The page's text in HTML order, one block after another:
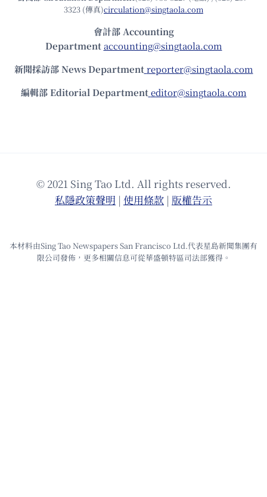
3323 (傳真)circulation@singtaola.com
會計部 Accounting
Department accounting@singtaola.com
新聞採訪部 News Department reporter@singtaola.com
編輯部 Editorial Department editor@singtaola.com
© 2021 Sing Tao Ltd. All rights reserved.
私隱政策聲明 | 使⽤條款 | 版權告⽰
本材料由Sing Tao Newspapers San Francisco Ltd.代表星島新聞集團有
限公司發佈，更多相關信息可從華盛頓特區司法部獲得。